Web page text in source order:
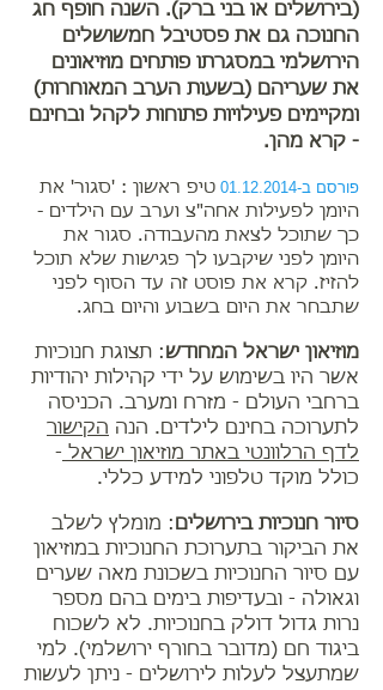
(בירושלים או בני ברק). השנה חופף חג
החנוכה גם את פסטיבל חמשושלים
הירושלמי במסגרתו פותחים מוזיאונים
את שעריהם (בשעות הערב המאוחרות)
ומקיימים פעילויות פתוחות לקהל ובחינם
- קרא מהן.
פורסם ב-01.12.2014
טיפ ראשון : 'סגור' את
היומן לפעילות אחה"צ וערב עם הילדים -
כך שתוכל לצאת מהעבודה. סגור את
היומן לפני שיקבעו לך פגישות שלא תוכל
להזיז. קרא את פוסט זה עד הסוף לפני
שתבחר את היום בשבוע והיום בחג.
מוזיאון ישראל המחודש : תצוגת חנוכיות
אשר היו בשימוש על ידי קהילות יהודיות
ברחבי העולם - מזרח ומערב. הכניסה
לתערוכה בחינם לילדים. הנה הקישור
לדף הרלוונטי באתר מוזיאון ישראל -
כולל מוקד טלפוני למידע כללי.
סיור חנוכיות בירושלים : מומלץ לשלב
את הביקור בתערוכת החנוכיות במוזיאון
עם סיור החנוכיות בשכונת מאה שערים
וגאולה - ובעדיפות בימים בהם מספר
נרות גדול דולק בחנוכיות. לא לשכוח
ביגוד חם (מדובר בחורף ירושלמי). למי
שמתעצל לעלות לירושלים - ניתן לעשות